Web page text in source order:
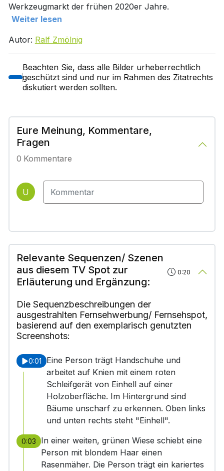
Werkzeugmarkt der frühen 2020er Jahre.
Weiter lesen
Autor: Ralf Zmölnig
Beachten Sie, dass alle Bilder urheberrechtlich
geschützt sind und nur im Rahmen des Zitatrechts
diskutiert werden sollten.
Eure Meinung, Kommentare,
Fragen
0 Kommentare
U
Relevante Sequenzen/ Szenen
aus diesem TV Spot zur
Erläuterung und Ergänzung:
0:20
Die Sequenzbeschreibungen der
ausgestrahlten Fernsehwerbung/ Fernsehspot,
basierend auf den exemplarisch genutzten
Screenshots:
0:01
Eine Person trägt Handschuhe und
arbeitet auf Knien mit einem roten
Schleifgerät von Einhell auf einer
Holzoberfläche. Im Hintergrund sind
Bäume unscharf zu erkennen. Oben links
und unten rechts steht "Einhell".
0:03
In einer weiten, grünen Wiese schiebt eine
Person mit blondem Haar einen
Rasenmäher. Die Person trägt ein kariertes